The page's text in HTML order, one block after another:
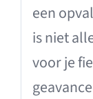
een
is niet
voor je